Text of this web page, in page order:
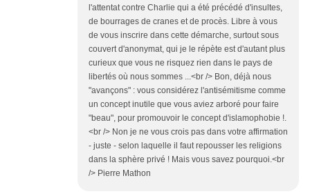
l'attentat contre Charlie qui a été précédé d'insultes,
de bourrages de cranes et de procès. Libre à vous
de vous inscrire dans cette démarche, surtout sous
couvert d'anonymat, qui je le répète est d'autant plus
curieux que vous ne risquez rien dans le pays de
libertés où nous sommes ...<br /> Bon, déjà nous
"avançons" : vous considérez l'antisémitisme comme
un concept inutile que vous aviez arboré pour faire
"beau", pour promouvoir le concept d'islamophobie !.
<br /> Non je ne vous crois pas dans votre affirmation
- juste - selon laquelle il faut repousser les religions
dans la sphère privé ! Mais vous savez pourquoi.<br
/> Pierre Mathon